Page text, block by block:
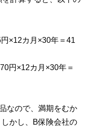
×12カ月×30年＝41
円×12カ月×30年＝
なので、満期をむか
かし、B保険会社の